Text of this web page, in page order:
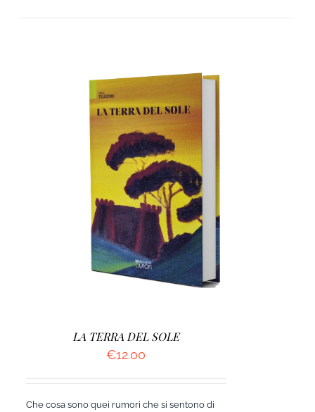
AGGIUNGI AL CARRELLO /
LA TERRA DEL SOLE
€12.00
Che cosa sono quei rumori che si sentono di